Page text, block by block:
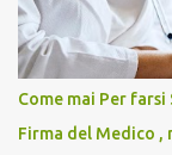
Come mai Per
Firma del Medico ,